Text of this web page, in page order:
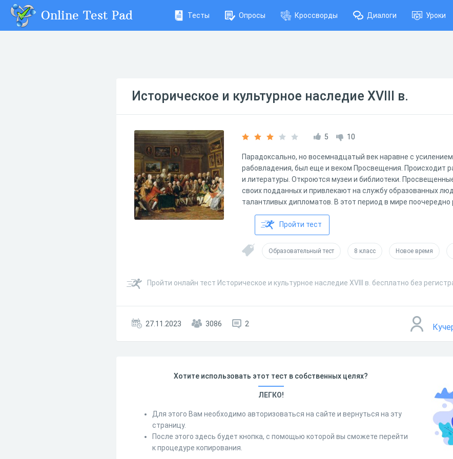
Online Test Pad Тесты Опросы Кроссворды Диалоги Уроки
Историческое и культурное наследие XVIII в.
5 10
Парадоксально, но восемнадцатый век наравне с
рабовладения, был еще и веком Просвещения. Происходит
и литературы. Откроются музеи и библиотеки.
своих подданных и привлекают на службу образованных
талантливых дипломатов. В этот период в мире поочередно
Пройти тест
Образовательный тест 8 класс Новое время
Пройти онлайн тест Историческое и культурное наследие XVIII в. бесплатно без
27.11.2023 3086 2
Хотите использовать этот тест в собственных целях?
ЛЕГКО!
Для этого Вам необходимо авторизоваться на сайте и вернуться на эту
страницу.
После этого здесь будет кнопка, с помощью которой вы сможете перейти
к процедуре копирования.